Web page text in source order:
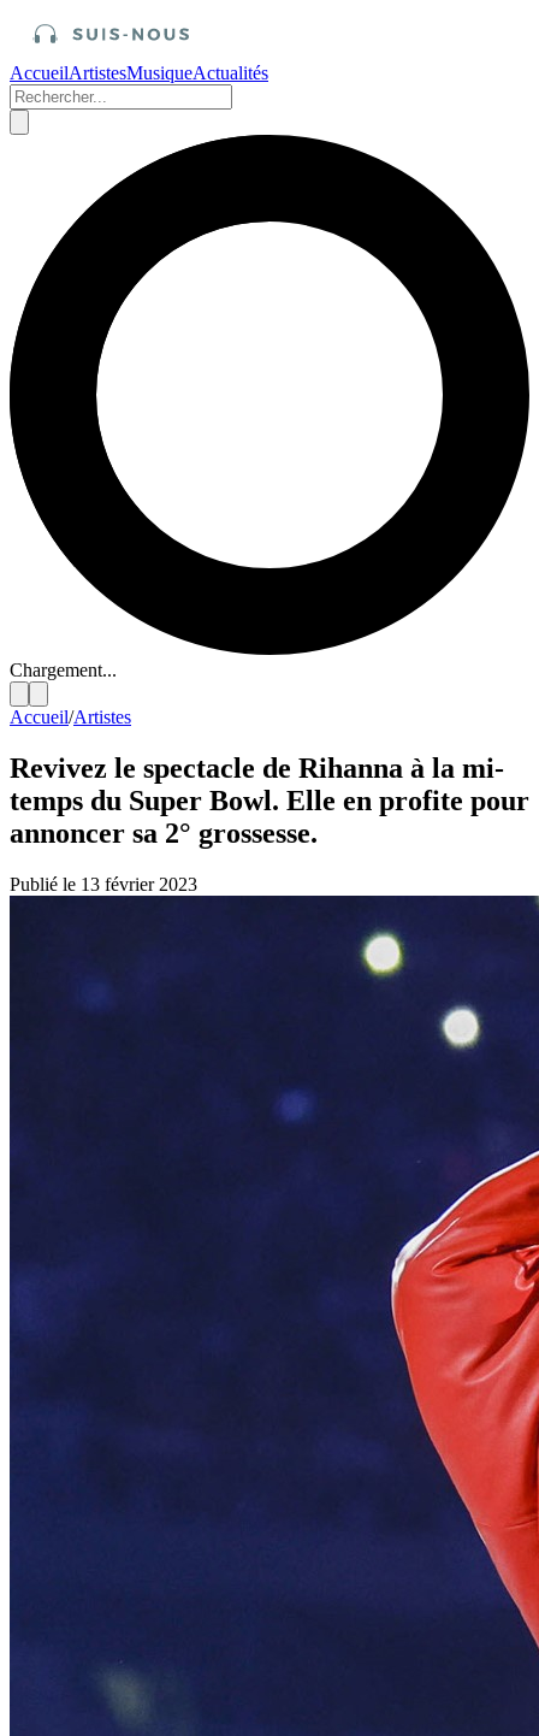
AccueilArtistesMusiqueActualités
Chargement...
Accueil/Artistes
Revivez le spectacle de Rihanna à la mi-
temps du Super Bowl. Elle en profite pour
annoncer sa 2° grossesse.
Publié le 13 février 2023